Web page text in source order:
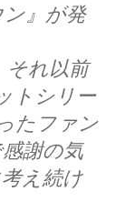
』が発
それ以前
トシリー
たファン
謝の気
え続け